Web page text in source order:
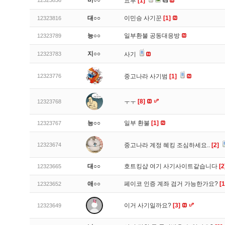
12323816 대○○ 이민승 사기꾼 [1]
12323789 능○○ 일부환불 공동대응방
12323783 지○○ 사기
12323776 중고나라 사기범 [1]
12323768 ㅜㅜ [8]
12323767 능○○ 일부 환불 [1]
12323674 중고나라 계정 혜킹 조심하세요.. [2]
12323665 대○○ 호트킹샵 여기 사기사이트같습니다
12323652 애○○ 페이코 인증 계좌 검거 가능한가요?
12323649 이거 사기일까요? [3]